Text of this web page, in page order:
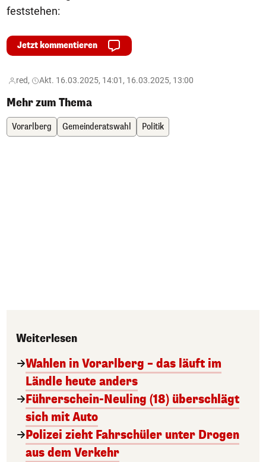
feststehen:
Jetzt kommentieren
red, Akt. 16.03.2025, 14:01, 16.03.2025, 13:00
Mehr zum Thema
Vorarlberg Gemeinderatswahl Politik
Weiterlesen
Wahlen in Vorarlberg – das läuft im
Ländle heute anders
Führerschein-Neuling (18) überschlägt
sich mit Auto
Polizei zieht Fahrschüler unter Drogen
aus dem Verkehr